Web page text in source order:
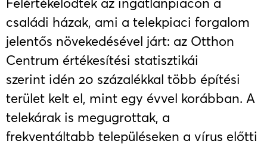
családi házak, ami a telekpiaci forgalom
jelentős növekedésével járt: az Otthon
Centrum értékesítési statisztikái
szerint idén 20 százalékkal több építési
terület kelt el, mint egy évvel korábban. A
telekárak is megugrottak, a
frekventáltabb településeken a vírus előtti